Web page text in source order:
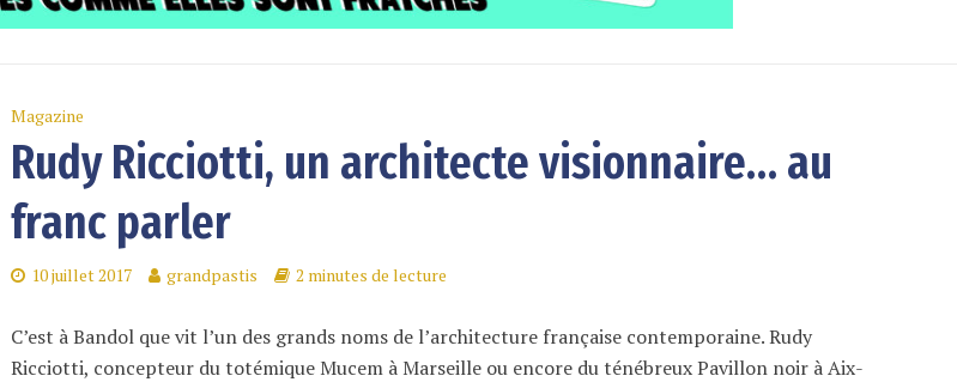
Magazine
Rudy Ricciotti, un architecte visionnaire… au
franc parler
10 juillet 2017 grandpastis 2 minutes de lecture
C’est à Bandol que vit l’un des grands noms de l’architecture française contemporaine. Rudy
Ricciotti, concepteur du totémique Mucem à Marseille ou encore du ténébreux Pavillon noir à Aix-